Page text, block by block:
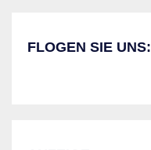
FLOGEN SIE UNS: